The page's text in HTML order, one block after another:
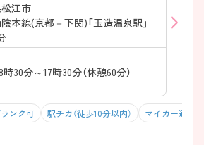
江市
本線(京都－下関)「玉造温泉駅」
時30分～17時30分（休憩60分）
ンク可 駅チカ（徒歩10分以内） マイカー通勤